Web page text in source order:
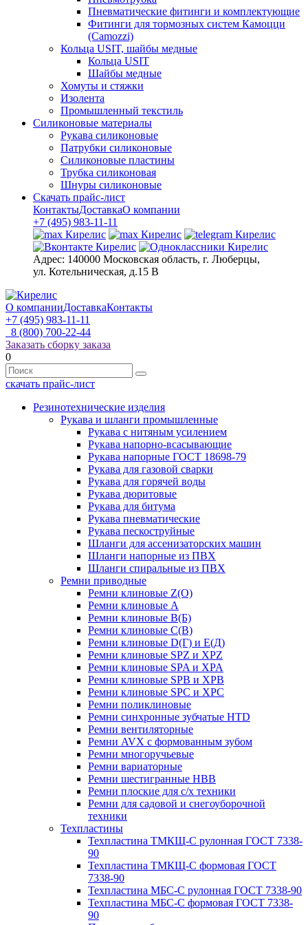
Пневматические фитинги и комплектующие
Фитинги для тормозных систем Камоцци
(Camozzi)
Кольца USIT, шайбы медные
Кольца USIT
Шайбы медные
Хомуты и стяжки
Изолента
Промышленный текстиль
Силиконовые материалы
Рукава силиконовые
Патрубки силиконовые
Силиконовые пластины
Трубка силиконовая
Шнуры силиконовые
Скачать прайс-лист
КонтактыДоставкаО компании
+7 (495) 983-11-11
Адрес: 140000 Московская область, г. Люберцы,
ул. Котельническая, д.15 В
О компанииДоставкаКонтакты
+7 (495) 983-11-11
8 (800) 700-22-44
Заказать сборку заказа
0
скачать прайс-лист
Резинотехнические изделия
Рукава и шланги промышленные
Рукава с нитяным усилением
Рукава напорно-всасывающие
Рукава напорные ГОСТ 18698-79
Рукава для газовой сварки
Рукава для горячей воды
Рукава дюритовые
Рукава для битума
Рукава пневматические
Рукава пескоструйные
Шланги для ассенизаторских машин
Шланги напорные из ПВХ
Шланги спиральные из ПВХ
Ремни приводные
Ремни клиновые Z(О)
Ремни клиновые А
Ремни клиновые В(Б)
Ремни клиновые С(В)
Ремни клиновые D(Г) и Е(Д)
Ремни клиновые SPZ и XPZ
Ремни клиновые SPA и XPA
Ремни клиновые SPB и XPB
Ремни клиновые SPC и XPC
Ремни поликлиновые
Ремни синхронные зубчатые HTD
Ремни вентиляторные
Ремни AVX с формованным зубом
Ремни многоручьевые
Ремни вариаторные
Ремни шестигранные HBB
Ремни плоские для с/х техники
Ремни для садовой и снегоуборочной
техники
Техпластины
Техпластина ТМКЩ-С рулонная ГОСТ 7338-
90
Техпластина ТМКЩ-С формовая ГОСТ
7338-90
Техпластина МБС-С рулонная ГОСТ 7338-90
Техпластина МБС-С формовая ГОСТ 7338-
90